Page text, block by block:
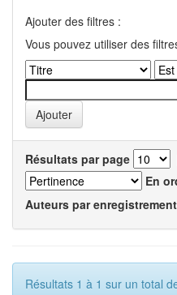
Ajouter des filtres :
Vous pouvez utiliser des
Résultats par page
En
Auteurs par enregistrement
Résultats 1 à 1 sur un total